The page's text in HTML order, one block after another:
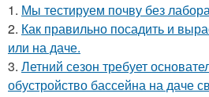
1. Мы тестируем почву без
2. Как правильно посадить и
или на даче.
3. Летний сезон требует
обустройство бассейна на даче